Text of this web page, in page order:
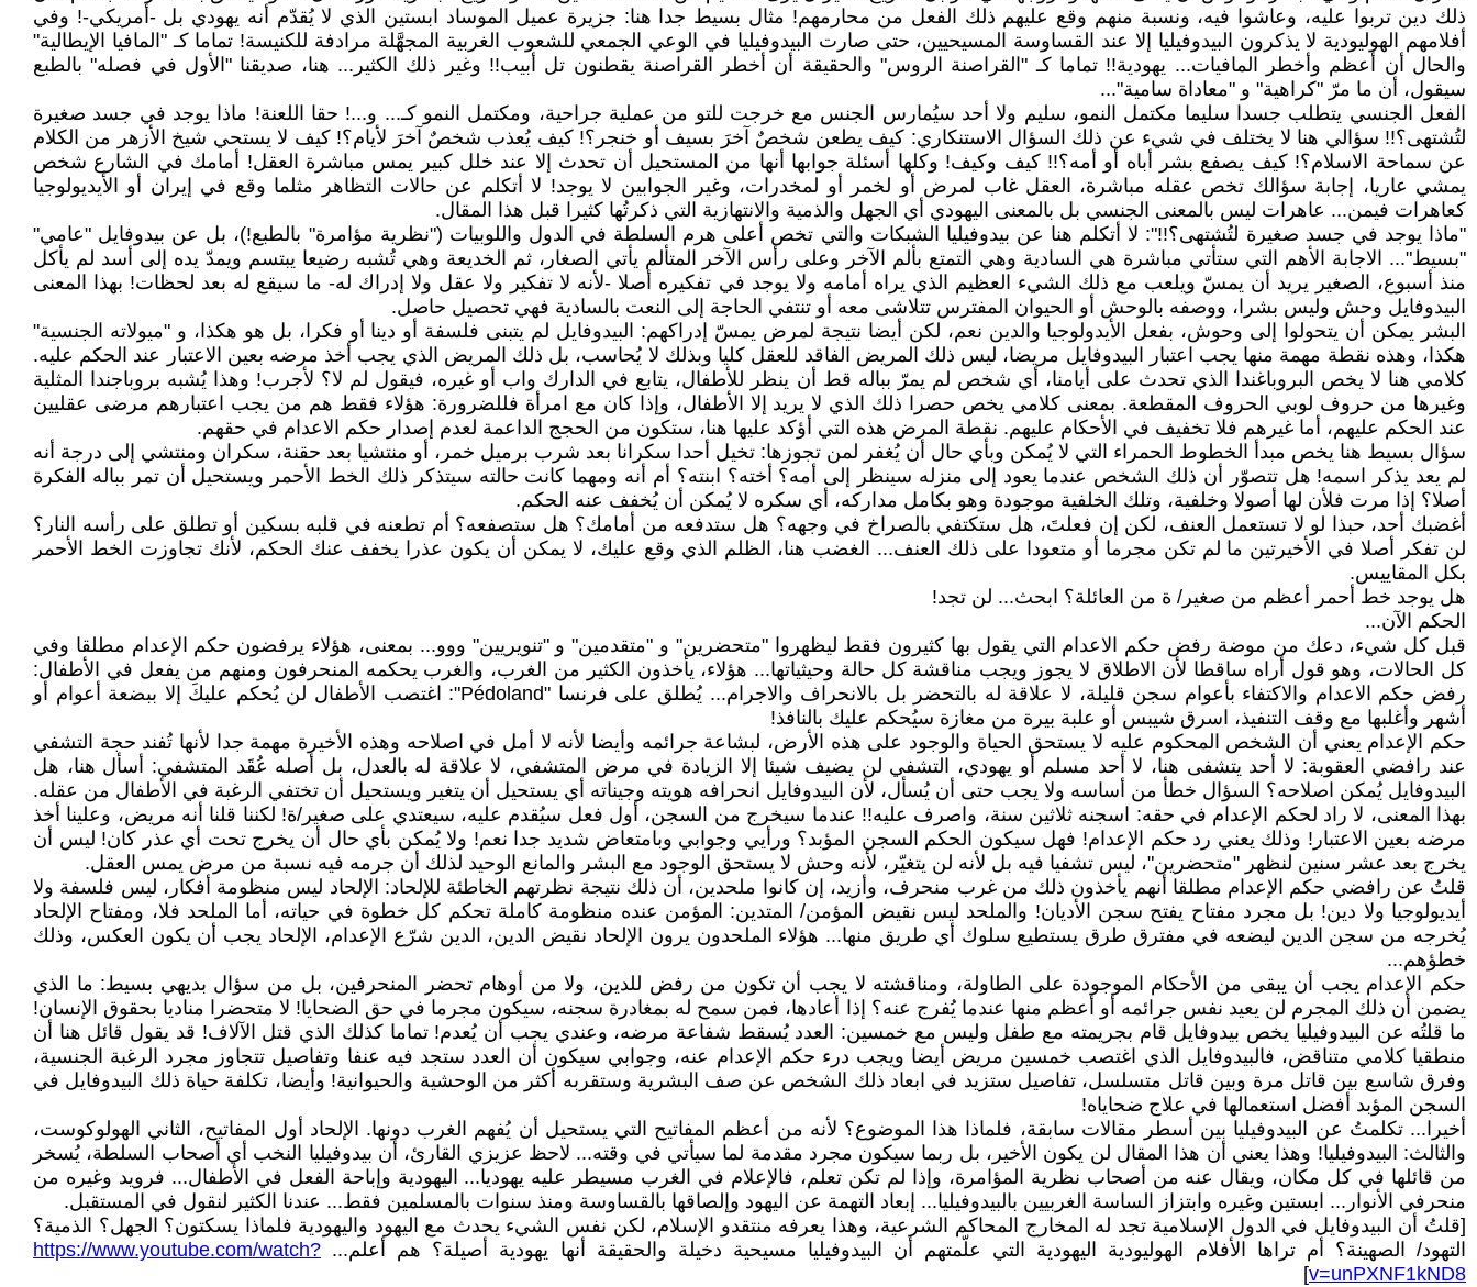
ذلك دين تربوا عليه، وعاشوا فيه، ونسبة منهم وقع عليهم ذلك الفعل من محارمهم! مثال بسيط جدا هنا: جزيرة عميل الموساد ابستين الذي لا يُقدّم أنه يهودي بل -أمريكي-! وفي
أفلامهم الهوليودية لا يذكرون البيدوفيليا إلا عند القساوسة المسيحيين، حتى صارت البيدوفيليا في الوعي الجمعي للشعوب الغربية المجهَّلة مرادفة للكنيسة! تماما كـ "المافيا الإيطالية"
والحال أن أعظم وأخطر المافيات... يهودية!! تماما كـ "القراصنة الروس" والحقيقة أن أخطر القراصنة يقطنون تل أبيب!! وغير ذلك الكثير... هنا، صديقنا "الأول في فصله" بالطبع
سيقول، أن ما مرّ "كراهية" و "معاداة سامية"...
الفعل الجنسي يتطلب جسدا سليما مكتمل النمو، سليم ولا أحد سيُمارس الجنس مع خرجت للتو من عملية جراحية، ومكتمل النمو كـ... و...! حقا اللعنة! ماذا يوجد في جسد صغيرة
لتُشتهى؟!! سؤالي هنا لا يختلف في شيء عن ذلك السؤال الاستنكاري: كيف يطعن شخصٌ آخرَ بسيف أو خنجر؟! كيف يُعذب شخصٌ آخرَ لأيام؟! كيف لا يستحي شيخ الأزهر من الكلام
عن سماحة الاسلام؟! كيف يصفع بشر أباه أو أمه؟!! كيف وكيف! وكلها أسئلة جوابها أنها من المستحيل أن تحدث إلا عند خلل كبير يمس مباشرة العقل! أمامك في الشارع شخص
يمشي عاريا، إجابة سؤالك تخص عقله مباشرة، العقل غاب لمرض أو لخمر أو لمخدرات، وغير الجوابين لا يوجد! لا أتكلم عن حالات التظاهر مثلما وقع في إيران أو الأيديولوجيا
كعاهرات فيمن... عاهرات ليس بالمعنى الجنسي بل بالمعنى اليهودي أي الجهل والذمية والانتهازية التي ذكرتُها كثيرا قبل هذا المقال.
"ماذا يوجد في جسد صغيرة لتُشتهى؟!!": لا أتكلم هنا عن بيدوفيليا الشبكات والتي تخص أعلى هرم السلطة في الدول واللوبيات ("نظرية مؤامرة" بالطبع!)، بل عن بيدوفايل "عامي"
"بسيط"... الاجابة الأهم التي ستأتي مباشرة هي السادية وهي التمتع بألم الآخر وعلى رأس الآخر المتألم يأتي الصغار، ثم الخديعة وهي تُشبه رضيعا يبتسم ويمدّ يده إلى أسد لم يأكل
منذ أسبوع، الصغير يريد أن يمسّ ويلعب مع ذلك الشيء العظيم الذي يراه أمامه ولا يوجد في تفكيره أصلا -لأنه لا تفكير ولا عقل ولا إدراك له- ما سيقع له بعد لحظات! بهذا المعنى
البيدوفايل وحش وليس بشرا، ووصفه بالوحش أو الحيوان المفترس تتلاشى معه أو تنتفي الحاجة إلى النعت بالسادية فهي تحصيل حاصل.
البشر يمكن أن يتحولوا إلى وحوش، بفعل الأيدولوجيا والدين نعم، لكن أيضا نتيجة لمرض يمسّ إدراكهم: البيدوفايل لم يتبنى فلسفة أو دينا أو فكرا، بل هو هكذا، و "ميولاته الجنسية"
هكذا، وهذه نقطة مهمة منها يجب اعتبار البيدوفايل مريضا، ليس ذلك المريض الفاقد للعقل كليا وبذلك لا يُحاسب، بل ذلك المريض الذي يجب أخذ مرضه بعين الاعتبار عند الحكم عليه.
كلامي هنا لا يخص البروباغندا الذي تحدث على أيامنا، أي شخص لم يمرّ بباله قط أن ينظر للأطفال، يتابع في الدارك واب أو غيره، فيقول لم لا؟ لأجرب! وهذا يُشبه بروباجندا المثلية
وغيرها من حروف لوبي الحروف المقطعة. بمعنى كلامي يخص حصرا ذلك الذي لا يريد إلا الأطفال، وإذا كان مع امرأة فللضرورة: هؤلاء فقط هم من يجب اعتبارهم مرضى عقليين
عند الحكم عليهم، أما غيرهم فلا تخفيف في الأحكام عليهم. نقطة المرض هذه التي أؤكد عليها هنا، ستكون من الحجج الداعمة لعدم إصدار حكم الاعدام في حقهم.
سؤال بسيط هنا يخص مبدأ الخطوط الحمراء التي لا يُمكن وبأي حال أن يُغفر لمن تجوزها: تخيل أحدا سكرانا بعد شرب برميل خمر، أو منتشيا بعد حقنة، سكران ومنتشي إلى درجة أنه
لم يعد يذكر اسمه! هل تتصوّر أن ذلك الشخص عندما يعود إلى منزله سينظر إلى أمه؟ أخته؟ ابنته؟ أم أنه ومهما كانت حالته سيتذكر ذلك الخط الأحمر ويستحيل أن تمر بباله الفكرة
أصلا؟ إذا مرت فلأن لها أصولا وخلفية، وتلك الخلفية موجودة وهو بكامل مداركه، أي سكره لا يُمكن أن يُخفف عنه الحكم.
أغضبك أحد، حبذا لو لا تستعمل العنف، لكن إن فعلتَ، هل ستكتفي بالصراخ في وجهه؟ هل ستدفعه من أمامك؟ هل ستصفعه؟ أم تطعنه في قلبه بسكين أو تطلق على رأسه النار؟
لن تفكر أصلا في الأخيرتين ما لم تكن مجرما أو متعودا على ذلك العنف... الغضب هنا، الظلم الذي وقع عليك، لا يمكن أن يكون عذرا يخفف عنك الحكم، لأنك تجاوزت الخط الأحمر
بكل المقاييس.
هل يوجد خط أحمر أعظم من صغير/ ة من العائلة؟ ابحث... لن تجد!
الحكم الآن...
قبل كل شيء، دعك من موضة رفض حكم الاعدام التي يقول بها كثيرون فقط ليظهروا "متحضرين" و "متقدمين" و "تنويريين" ووو... بمعنى، هؤلاء يرفضون حكم الإعدام مطلقا وفي
كل الحالات، وهو قول أراه ساقطا لأن الاطلاق لا يجوز ويجب مناقشة كل حالة وحيثياتها... هؤلاء، يأخذون الكثير من الغرب، والغرب يحكمه المنحرفون ومنهم من يفعل في الأطفال:
رفض حكم الاعدام والاكتفاء بأعوام سجن قليلة، لا علاقة له بالتحضر بل بالانحراف والاجرام... يُطلق على فرنسا "Pédoland": اغتصب الأطفال لن يُحكم عليكَ إلا ببضعة أعوام أو
أشهر وأغلبها مع وقف التنفيذ، اسرق شيبس أو علبة بيرة من مغازة سيُحكم عليك بالنافذ!
حكم الإعدام يعني أن الشخص المحكوم عليه لا يستحق الحياة والوجود على هذه الأرض، لبشاعة جرائمه وأيضا لأنه لا أمل في اصلاحه وهذه الأخيرة مهمة جدا لأنها تُفند حجة التشفي
عند رافضي العقوبة: لا أحد يتشفى هنا، لا أحد مسلم أو يهودي، التشفي لن يضيف شيئا إلا الزيادة في مرض المتشفي، لا علاقة له بالعدل، بل أصله عُقَد المتشفي: أسأل هنا، هل
البيدوفايل يُمكن اصلاحه؟ السؤال خطأ من أساسه ولا يجب حتى أن يُسأل، لأن البيدوفايل انحرافه هويته وجيناته أي يستحيل أن يتغير ويستحيل أن تختفي الرغبة في الأطفال من عقله.
بهذا المعنى، لا راد لحكم الإعدام في حقه: اسجنه ثلاثين سنة، واصرف عليه!! عندما سيخرج من السجن، أول فعل سيُقدم عليه، سيعتدي على صغير/ة! لكننا قلنا أنه مريض، وعلينا أخذ
مرضه بعين الاعتبار! وذلك يعني رد حكم الإعدام! فهل سيكون الحكم السجن المؤبد؟ ورأيي وجوابي وبامتعاض شديد جدا نعم! ولا يُمكن بأي حال أن يخرج تحت أي عذر كان! ليس أن
يخرج بعد عشر سنين لنظهر "متحضرين"، ليس تشفيا فيه بل لأنه لن يتغيّر، لأنه وحش لا يستحق الوجود مع البشر والمانع الوحيد لذلك أن جرمه فيه نسبة من مرض يمس العقل.
قلتُ عن رافضي حكم الإعدام مطلقا أنهم يأخذون ذلك من غرب منحرف، وأزيد، إن كانوا ملحدين، أن ذلك نتيجة نظرتهم الخاطئة للإلحاد: الإلحاد ليس منظومة أفكار، ليس فلسفة ولا
أيديولوجيا ولا دين! بل مجرد مفتاح يفتح سجن الأديان! والملحد ليس نقيض المؤمن/ المتدين: المؤمن عنده منظومة كاملة تحكم كل خطوة في حياته، أما الملحد فلا، ومفتاح الإلحاد
يُخرجه من سجن الدين ليضعه في مفترق طرق يستطيع سلوك أي طريق منها... هؤلاء الملحدون يرون الإلحاد نقيض الدين، الدين شرّع الإعدام، الإلحاد يجب أن يكون العكس، وذلك
خطؤهم...
حكم الإعدام يجب أن يبقى من الأحكام الموجودة على الطاولة، ومناقشته لا يجب أن تكون من رفض للدين، ولا من أوهام تحضر المنحرفين، بل من سؤال بديهي بسيط: ما الذي
يضمن أن ذلك المجرم لن يعيد نفس جرائمه أو أعظم منها عندما يُفرج عنه؟ إذا أعادها، فمن سمح له بمغادرة سجنه، سيكون مجرما في حق الضحايا! لا متحضرا مناديا بحقوق الإنسان!
ما قلتُه عن البيدوفيليا يخص بيدوفايل قام بجريمته مع طفل وليس مع خمسين: العدد يُسقط شفاعة مرضه، وعندي يجب أن يُعدم! تماما كذلك الذي قتل الآلاف! قد يقول قائل هنا أن
منطقيا كلامي متناقض، فالبيدوفايل الذي اغتصب خمسين مريض أيضا ويجب درء حكم الإعدام عنه، وجوابي سيكون أن العدد ستجد فيه عنفا وتفاصيل تتجاوز مجرد الرغبة الجنسية،
وفرق شاسع بين قاتل مرة وبين قاتل متسلسل، تفاصيل ستزيد في ابعاد ذلك الشخص عن صف البشرية وستقربه أكثر من الوحشية والحيوانية! وأيضا، تكلفة حياة ذلك البيدوفايل في
السجن المؤبد أفضل استعمالها في علاج ضحاياه!
أخيرا... تكلمتُ عن البيدوفيليا بين أسطر مقالات سابقة، فلماذا هذا الموضوع؟ لأنه من أعظم المفاتيح التي يستحيل أن يُفهم الغرب دونها. الإلحاد أول المفاتيح، الثاني الهولوكوست،
والثالث: البيدوفيليا! وهذا يعني أن هذا المقال لن يكون الأخير، بل ربما سيكون مجرد مقدمة لما سيأتي في وقته... لاحظ عزيزي القارئ، أن بيدوفيليا النخب أي أصحاب السلطة، يُسخر
من قائلها في كل مكان، ويقال عنه من أصحاب نظرية المؤامرة، وإذا لم تكن تعلم، فالإعلام في الغرب مسيطر عليه يهوديا... اليهودية وإباحة الفعل في الأطفال... فرويد وغيره من
منحرفي الأنوار... ابستين وغيره وابتزاز الساسة الغربيين بالبيدوفيليا... إبعاد التهمة عن اليهود وإلصاقها بالقساوسة ومنذ سنوات بالمسلمين فقط... عندنا الكثير لنقول في المستقبل.
[قلتُ أن البيدوفايل في الدول الإسلامية تجد له المخارج المحاكم الشرعية، وهذا يعرفه منتقدو الإسلام، لكن نفس الشيء يحدث مع اليهود واليهودية فلماذا يسكتون؟ الجهل؟ الذمية؟
التهود/ الصهينة؟ أم تراها الأفلام الهوليودية اليهودية التي علّمتهم أن البيدوفيليا مسيحية دخيلة والحقيقة أنها يهودية أصيلة؟ هم أعلم... https://www.youtube.com/watch?
v=unPXNF1kND8
]